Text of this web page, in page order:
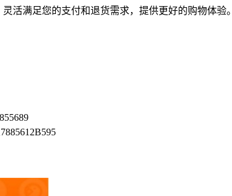
活满足您的支付和退货需求，提供更好的购物体验。